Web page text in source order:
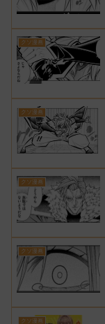
クソ漫画
クソ漫画
クソ漫画
クソ漫画
クソ漫画